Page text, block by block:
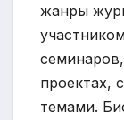
жанры
проектах,
темами.